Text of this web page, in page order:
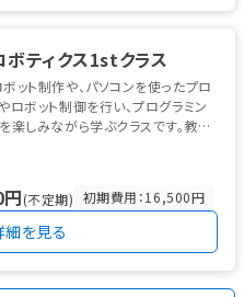
ティクス1stクラス
ット制作や、パソコンを使ったプロ
ロボット制御を行い、プログラミン
楽しみながら学ぶクラスです。教材
...
(不定期) 初期費用：16,500円
細を見る